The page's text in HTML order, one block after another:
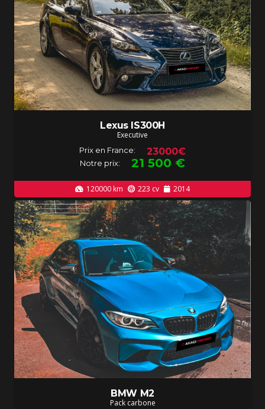
Lexus IS300H
Executive
Prix en France: 23000€
Notre prix: 21 500 €
120000 km 223 cv 2014
BMW M2
Pack carbone